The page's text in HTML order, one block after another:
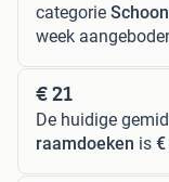
categorie
week
€ 21
De huidige
raamdoeken is €